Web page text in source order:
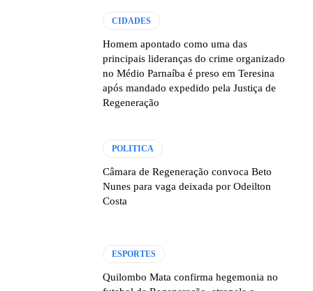
CIDADES
Homem apontado como uma das
principais lideranças do crime organizado
no Médio Parnaíba é preso em Teresina
após mandado expedido pela Justiça de
Regeneração
POLITICA
Câmara de Regeneração convoca Beto
Nunes para vaga deixada por Odeilton
Costa
ESPORTES
Quilombo Mata confirma hegemonia no